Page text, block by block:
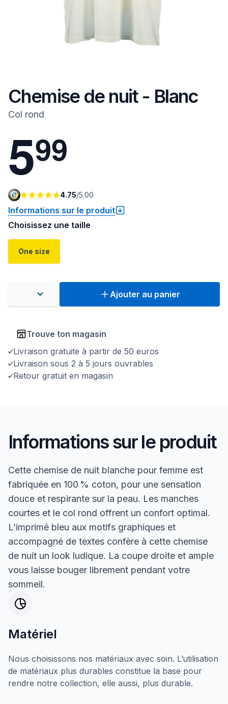
Chemise de nuit - Blanc
Col rond
599
4.75/5.00
Informations sur le produit
Choisissez une taille
One size
Ajouter au panier
Trouve ton magasin
Livraison gratuite à partir de 50 euros
Livraison sous 2 à 5 jours ouvrables
Retour gratuit en magasin
Informations sur le produit
Cette chemise de nuit blanche pour femme est
fabriquée en 100 % coton, pour une sensation
douce et respirante sur la peau. Les manches
courtes et le col rond offrent un confort optimal.
L’imprimé bleu aux motifs graphiques et
accompagné de textes confère à cette chemise
de nuit un look ludique. La coupe droite et ample
vous laisse bouger librement pendant votre
sommeil.
Matériel
Nous choisissons nos matériaux avec soin. L’utilisation
de matériaux plus durables constitue la base pour
rendre notre collection, elle aussi, plus durable.